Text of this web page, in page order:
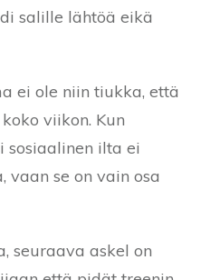
salille lähtöä eikä
ei ole niin tiukka, että
viikon. Kun
sosiaalinen ilta ei
vaan se on vain osa
seuraava askel on